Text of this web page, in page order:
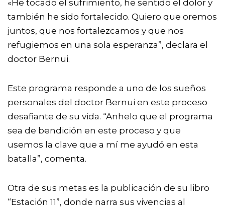
«He tocado el sufrimiento, he sentido el dolor y
también he sido fortalecido. Quiero que oremos
juntos, que nos fortalezcamos y que nos
refugiemos en una sola esperanza”, declara el
doctor Bernui.
Este programa responde a uno de los sueños
personales del doctor Bernui en este proceso
desafiante de su vida. “Anhelo que el programa
sea de bendición en este proceso y que
usemos la clave que a mí me ayudó en esta
batalla”, comenta.
Otra de sus metas es la publicación de su libro
“Estación 11”, donde narra sus vivencias al